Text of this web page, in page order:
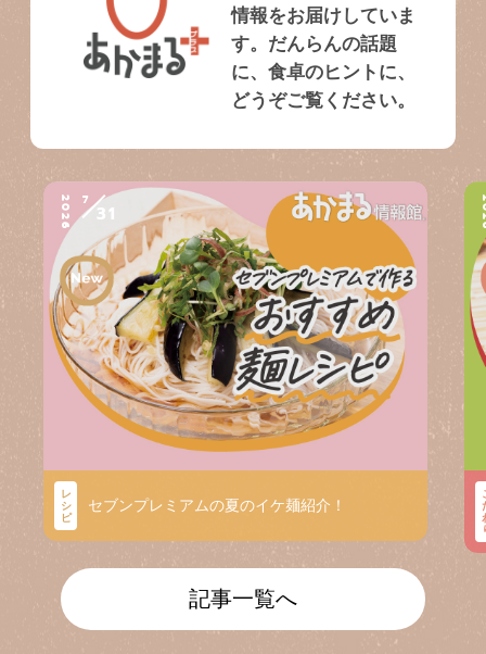
情報をお届けしていま
す。だんらんの話題
に、食卓のヒントに、
どうぞご覧ください。
2026 7
31
レ
シ
ピ
セブンプレミアムの夏のイケ麺紹介！
記事一覧へ